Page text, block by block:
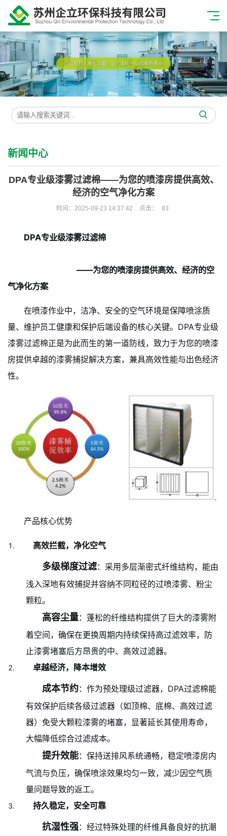
新闻中心
DPA专业级漆雾过滤棉——为您的喷漆房提供高效、
经济的空气净化方案
时间：2025-09-23 14:37:42 点击： 83
DPA专业级漆雾过滤棉
——为您的喷漆房提供高效、经济的空
气净化方案
在喷漆作业中，洁净、安全的空气环境是保障喷涂质
量、维护员工健康和保护后端设备的核心关键。DPA专业级
漆雾过滤棉正是为此而生的第一道防线，致力于为您的喷漆
房提供卓越的漆雾捕捉解决方案，兼具高效性能与出色经济
性。
产品核心优势
高效拦截，净化空气
多级梯度过滤：采用多层渐密式纤维结构，能由
浅入深地有效捕捉并容纳不同粒径的过喷漆雾、粉尘
颗粒。
高容尘量：蓬松的纤维结构提供了巨大的漆雾附
着空间，确保在更换周期内持续保持高过滤效率，防
止漆雾堵塞后方昂贵的中、高效过滤器。
卓越经济，降本增效
成本节约：作为预处理级过滤器，DPA过滤棉能
有效保护后续各级过滤器（如顶棉、底棉、高效过滤
器）免受大颗粒漆雾的堵塞，显著延长其使用寿命，
大幅降低综合过滤成本。
提升效能：保持送排风系统通畅，稳定喷漆房内
气流与负压，确保喷涂效果均匀一致，减少因空气质
量问题导致的返工。
持久稳定，安全可靠
抗湿性强 ：经过特殊处理的纤维具备良好的抗潮